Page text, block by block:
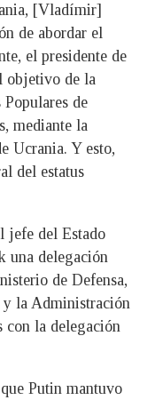
[Vladímir]
de abordar el
el presidente de
objetivo de la
de
mediante la
Ucrania. Y esto,
del estatus
jefe del Estado
una delegación
de Defensa,
la Administración
con la delegación
Putin mantuvo